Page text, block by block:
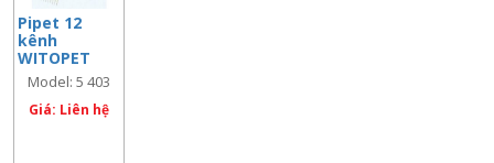
Pipet 12
kênh
WITOPET
economy 50
– 300 µl
Model: 5 403
230
Giá: Liên hệ